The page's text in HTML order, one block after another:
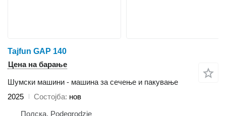
Tajfun GAP 140
Цена на барање
Шумски машини - машина за сечење и пакување
2025
Состојба нов
Полска, Podegrodzie